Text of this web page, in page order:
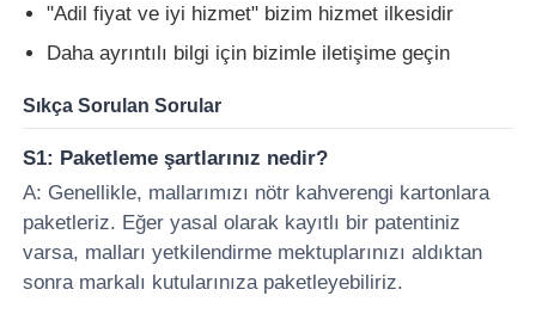
Oto Anahtarlar
araba anahtarı kabuğu
Tek Açılı Freze Kesici
"Adil fiyat ve iyi hizmet" bizim hizmet ilkesidir
Daha ayrıntılı bilgi için bizimle iletişime geçin
Sıkça Sorulan Sorular
S1: Paketleme şartlarınız nedir?
A: Genellikle, mallarımızı nötr kahverengi kartonlara
paketleriz. Eğer yasal olarak kayıtlı bir patentiniz
varsa, malları yetkilendirme mektuplarınızı aldıktan
sonra markalı kutularınıza paketleyebiliriz.